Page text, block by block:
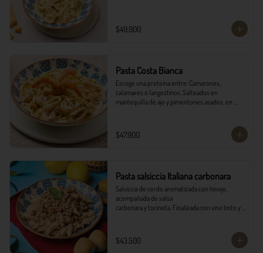
$49.900
Pasta Costa Bianca
Escoge una proteína entre: Camarones,
calamares o langostinos. Salteados en
mantequilla de ajo y pimentones asados, en
$47.900
Pasta salsiccia Italiana carbonara
Salsiccia de cerdo aromatizada con hinojo,
acompañada de salsa
carbonara y tocineta. Finalizada con vino tinto y
$43.500